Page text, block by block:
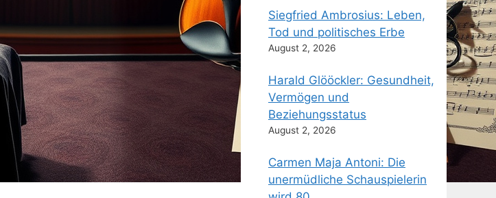
Siegfried Ambrosius: Leben,
Tod und politisches Erbe
August 2, 2026
Harald Glööckler: Gesundheit,
Vermögen und
Beziehungsstatus
August 2, 2026
Carmen Maja Antoni: Die
unermüdliche Schauspielerin